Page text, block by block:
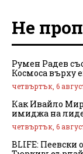
Не
Румен Радев
Космоса върху
четвъртък, 6
Как Ивайло
имиджа на
четвъртък, 6
BLIFE: Пеевски